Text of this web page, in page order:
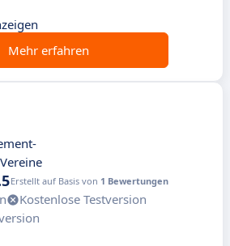
Mehr erfahren
Erstellt auf Basis von 1 Bewertungen
Kostenlose Testversion